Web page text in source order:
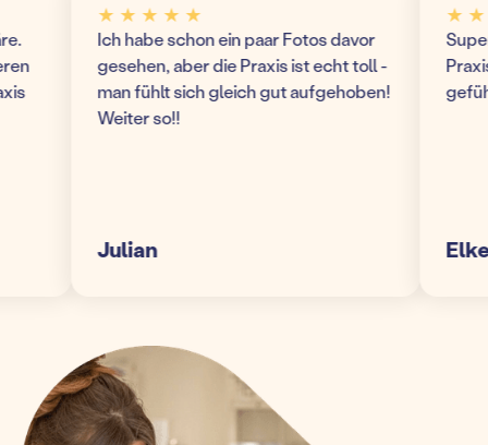
★ ★ ★ ★ ★
Ich habe schon ein paar Fotos davor
gesehen, aber die Praxis ist echt toll -
man fühlt sich gleich gut aufgehoben!
Weiter so!!
Julian
★ ★ ★
Super
Praxis!
gefühlt
Elke S.